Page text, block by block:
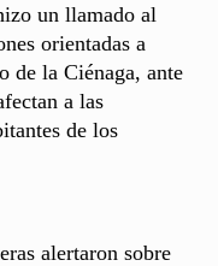
un llamado al
orientadas a
de la Ciénaga, ante
a las
de los
alertaron sobre